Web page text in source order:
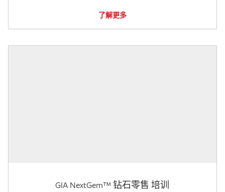
了解更多
GIA NextGem™ 钻石零售 培训